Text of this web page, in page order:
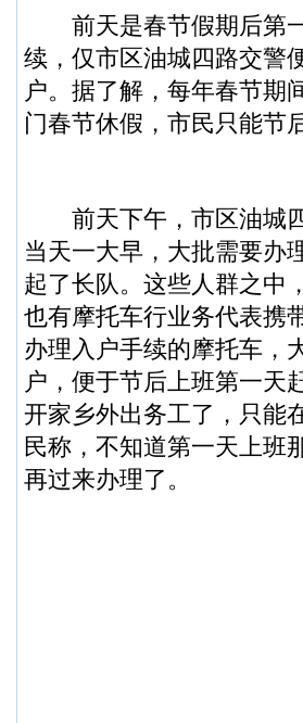
前天是春节假期后第
续，仅市区油城四路交警
户。据了解，每年春节期
门春节休假，市民只能节
前天下午，市区油城四
当天一大早，大批需要办
起了长队。这些人群之中
也有摩托车行业务代表携
办理入户手续的摩托车，
户，便于节后上班第一天
开家乡外出务工了，只能
民称，不知道第一天上班
再过来办理了。